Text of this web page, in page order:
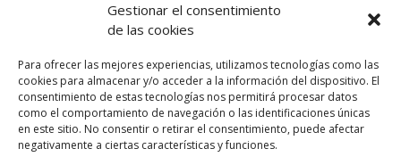
Gestionar el consentimiento
de las cookies
Para ofrecer las mejores experiencias, utilizamos tecnologías como las
cookies para almacenar y/o acceder a la información del dispositivo. El
consentimiento de estas tecnologías nos permitirá procesar datos
como el comportamiento de navegación o las identificaciones únicas
en este sitio. No consentir o retirar el consentimiento, puede afectar
negativamente a ciertas características y funciones.
RENAULT SYMBIOZ
Híbrido(HEV) 160cv Automatica